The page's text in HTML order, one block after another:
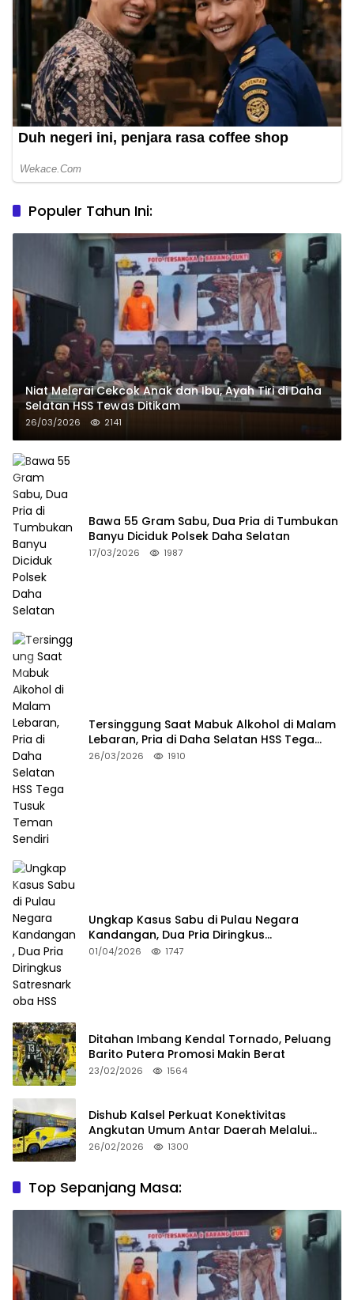
Populer Tahun Ini:
Niat Melerai Cekcok Anak dan Ibu, Ayah Tiri di Daha
Selatan HSS Tewas Ditikam
26/03/2026 2141
Bawa 55 Gram Sabu, Dua Pria di Tumbukan
Banyu Diciduk Polsek Daha Selatan
17/03/2026 1987
Tersinggung Saat Mabuk Alkohol di Malam
Lebaran, Pria di Daha Selatan HSS Tega
Tusuk Teman Sendiri
26/03/2026 1910
Ungkap Kasus Sabu di Pulau Negara
Kandangan, Dua Pria Diringkus
Satresnarkoba HSS
01/04/2026 1747
Ditahan Imbang Kendal Tornado, Peluang
Barito Putera Promosi Makin Berat
23/02/2026 1564
Dishub Kalsel Perkuat Konektivitas
Angkutan Umum Antar Daerah Melalui
Integritas
26/02/2026 1300
Top Sepanjang Masa: